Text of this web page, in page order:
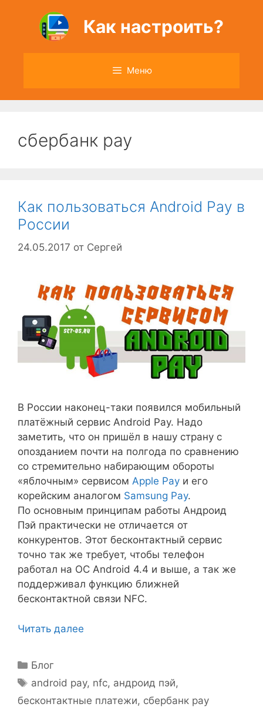
содержимому
Как настроить?
Меню
сбербанк pay
Как пользоваться Android Pay в
России
24.05.2017 от Сергей
В России наконец-таки появился мобильный
платёжный сервис Android Pay. Надо
заметить, что он пришёл в нашу страну с
опозданием почти на полгода по сравнению
со стремительно набирающим обороты
«яблочным» сервисом Apple Pay и его
корейским аналогом Samsung Pay.
По основным принципам работы Андроид
Пэй практически не отличается от
конкурентов. Этот бесконтактный сервис
точно так же требует, чтобы телефон
работал на ОС Android 4.4 и выше, а так же
поддерживал функцию ближней
бесконтактной связи NFC.
Читать далее
Рубрики
Блог
Метки
android pay, nfc, андроид пэй,
бесконтактные платежи, сбербанк pay